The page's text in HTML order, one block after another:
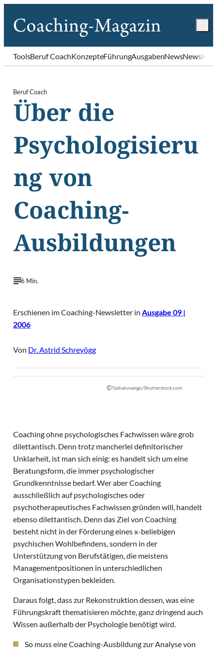
ToolsBeruf CoachKonzepteFührungAusgabenNews
Beruf Coach
Über die
Psychologisieru
ng von
Coaching-
Ausbildungen
6 Min.
Erschienen im Coaching-Newsletter in Ausgabe 09 |
2006
Von Dr. Astrid Schreyögg
©Tashatuvango/Shutterstock.com
Coaching ohne psychologisches Fachwissen wäre grob
dilettantisch. Denn trotz mancherlei definitorischer
Unklarheit, ist man sich einig: es handelt sich um eine
Beratungsform, die immer psychologischer
Grundkenntnisse bedarf. Wer aber Coaching
ausschließlich auf psychologisches oder
psychotherapeutisches Fachwissen gründen will, handelt
ebenso dilettantisch. Denn das Ziel von Coaching
besteht nicht in der Förderung eines x-beliebigen
psychischen Wohlbefindens, sondern in der
Unterstützung von Berufstätigen, die meistens
Managementpositionen in unterschiedlichen
Organisationstypen bekleiden.
Daraus folgt, dass zur Rekonstruktion dessen, was eine
Führungskraft thematisieren möchte, ganz dringend auch
Wissen außerhalb der Psychologie benötigt wird.
So muss eine Coaching-Ausbildung zur Analyse von